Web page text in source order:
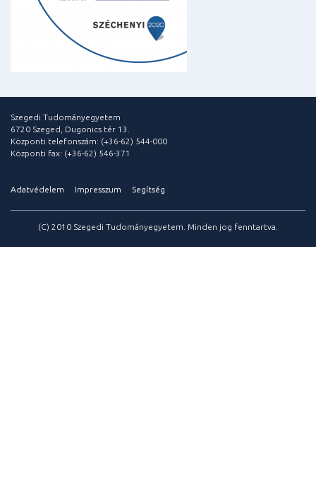
Szegedi Tudományegyetem
6720 Szeged, Dugonics tér 13.
Központi telefonszám: (+36-62) 544-000
Központi fax: (+36-62) 546-371
Adatvédelem Impresszum Segítség
(C) 2010 Szegedi Tudományegyetem. Minden jog fenntartva.